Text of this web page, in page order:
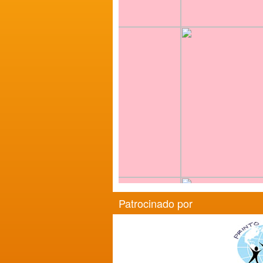
Patrocinado por